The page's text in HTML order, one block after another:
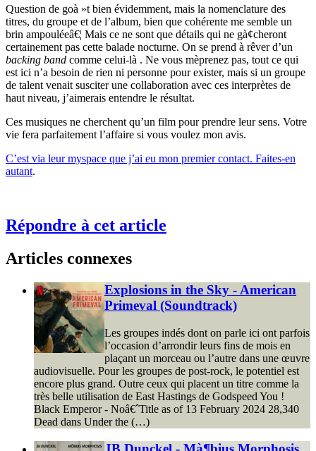
Question de goà »t bien évidemment, mais la nomenclature des
titres, du groupe et de l’album, bien que cohérente me semble un
brin ampouléeâ€¦ Mais ce ne sont que détails qui ne gà¢cheront
certainement pas cette balade nocturne. On se prend à rêver d’un
backing band comme celui-là . Ne vous mèprenez pas, tout ce qui
est ici n’a besoin de rien ni personne pour exister, mais si un groupe
de talent venait susciter une collaboration avec ces interprètes de
haut niveau, j’aimerais entendre le résultat.
Ces musiques ne cherchent qu’un film pour prendre leur sens. Votre
vie fera parfaitement l’affaire si vous voulez mon avis.
C’est via leur myspace que j’ai eu mon premier contact. Faites-en
autant.
Répondre à cet article
Articles connexes
Explosions in the Sky - American
Primeval (Soundtrack)
Les groupes indés dont on parle ici ont parfois
l’occasion d’arrondir leurs fins de mois en
plaçant un morceau ou l’autre dans une œuvre
audiovisuelle. Pour les groupes de post-rock, le potentiel est
encore plus grand. Outre ceux qui placent un titre comme la
très belle utilisation de East Hastings de Godspeed You !
Black Emperor - Noâ€ˆTitle as of 13 February 2024 28,340
Dead dans Under the (…)